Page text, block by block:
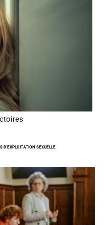
D’EXPLOITATION SEXUELLE